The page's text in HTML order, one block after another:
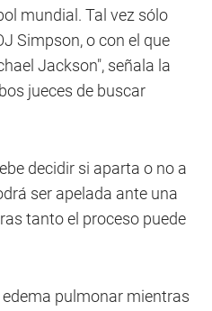
mundial. Tal vez sólo
Simpson, o con el que
Jackson", señala la
jueces de buscar
decidir si aparta o no a
ser apelada ante una
tanto el proceso puede
pulmonar mientras